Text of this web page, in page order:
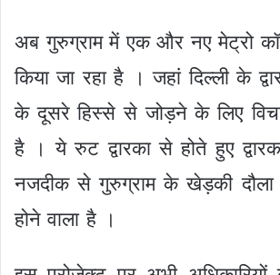
अब गुरुग्राम में एक और नए मेट्रो
किया जा रहा है । जहां दिल्ली के
के दूसरे हिस्से से जोड़ने के लिए
है । ये रुट द्वारका से होते हुए
नजदीक से गुरुग्राम के खेड़की दौला
होने वाला है ।